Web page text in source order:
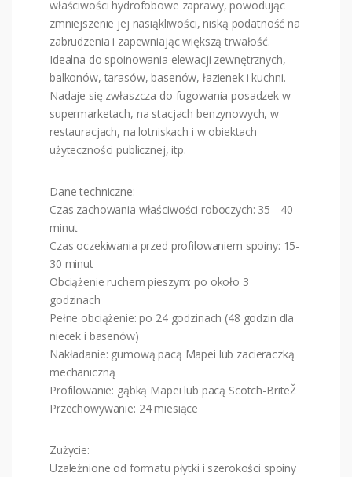
właściwości hydrofobowe zaprawy, powodując
zmniejszenie jej nasiąkliwości, niską podatność na
zabrudzenia i zapewniając większą trwałość.
Idealna do spoinowania elewacji zewnętrznych,
balkonów, tarasów, basenów, łazienek i kuchni.
Nadaje się zwłaszcza do fugowania posadzek w
supermarketach, na stacjach benzynowych, w
restauracjach, na lotniskach i w obiektach
użyteczności publicznej, itp.
Dane techniczne:
Czas zachowania właściwości roboczych: 35 - 40
minut
Czas oczekiwania przed profilowaniem spoiny: 15-
30 minut
Obciążenie ruchem pieszym: po około 3
godzinach
Pełne obciążenie: po 24 godzinach (48 godzin dla
niecek i basenów)
Nakładanie: gumową pacą Mapei lub zacieraczką
mechaniczną
Profilowanie: gąbką Mapei lub pacą Scotch-BriteŽ
Przechowywanie: 24 miesiące
Zużycie:
Uzależnione od formatu płytki i szerokości spoiny